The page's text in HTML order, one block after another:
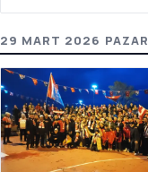
29 MART 2026 PAZAR